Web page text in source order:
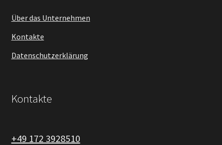
Über das Unternehmen
Kontakte
Datenschutzerklärung
Kontakte
+49 172 3928510